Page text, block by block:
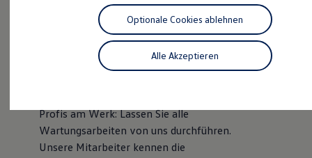
Reichweitensimulator
Ladezeitensimulator
Ladelösungen für Privatkunden
Ladelösungen für Gewerbekunden
Wallbox und Ladekabel
Bidirektionales Laden
Fördermöglichkeiten für Gewerbekunden
Kostensimulator
Autonomes Fahren
Mehr zum ID. Buzz
Profis am Werk: Lassen Sie alle
Wartungsarbeiten von uns durchführen.
Unsere Mitarbeiter kennen die
Alle Akzeptieren
Optionale Cookies ablehnen